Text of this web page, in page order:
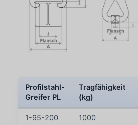
Profilstahl-
Greifer PL
Tragfähigkeit
(kg)
1-95-200 1000